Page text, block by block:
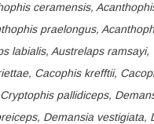
ceramensis,
praelongus,
labialis, Austrelaps ramsayi,
Cacophis krefftii,
pallidiceps,
Demansia vestigiata,